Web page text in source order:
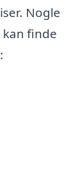
Nogle
finde